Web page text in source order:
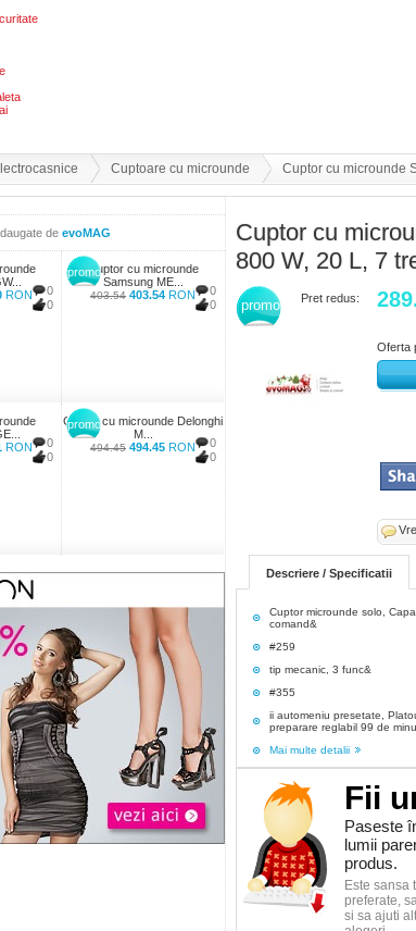
Cuptoare cu microunde Cuptor cu microunde
de evoMAG
0
0
RON
promo
0
0
Cuptor cu microunde
Samsung ME...
403.54 403.54 RON
0
0
RON
promo
0
0
Cuptor cu microunde Delonghi
M...
494.45 494.45 RON
Cuptor cu
800 W, 20 L, 7
promo Pret redus:
Oferta
Descriere / Specificatii
Cuptor microunde solo,
comand&
#259
tip mecanic, 3 func&
#355
ii automeniu presetate,
preparare reglabil 99 de
Mai multe detalii
Fii
Paseste
lumii
produs.
Este sansa
preferate,
si sa ajuti